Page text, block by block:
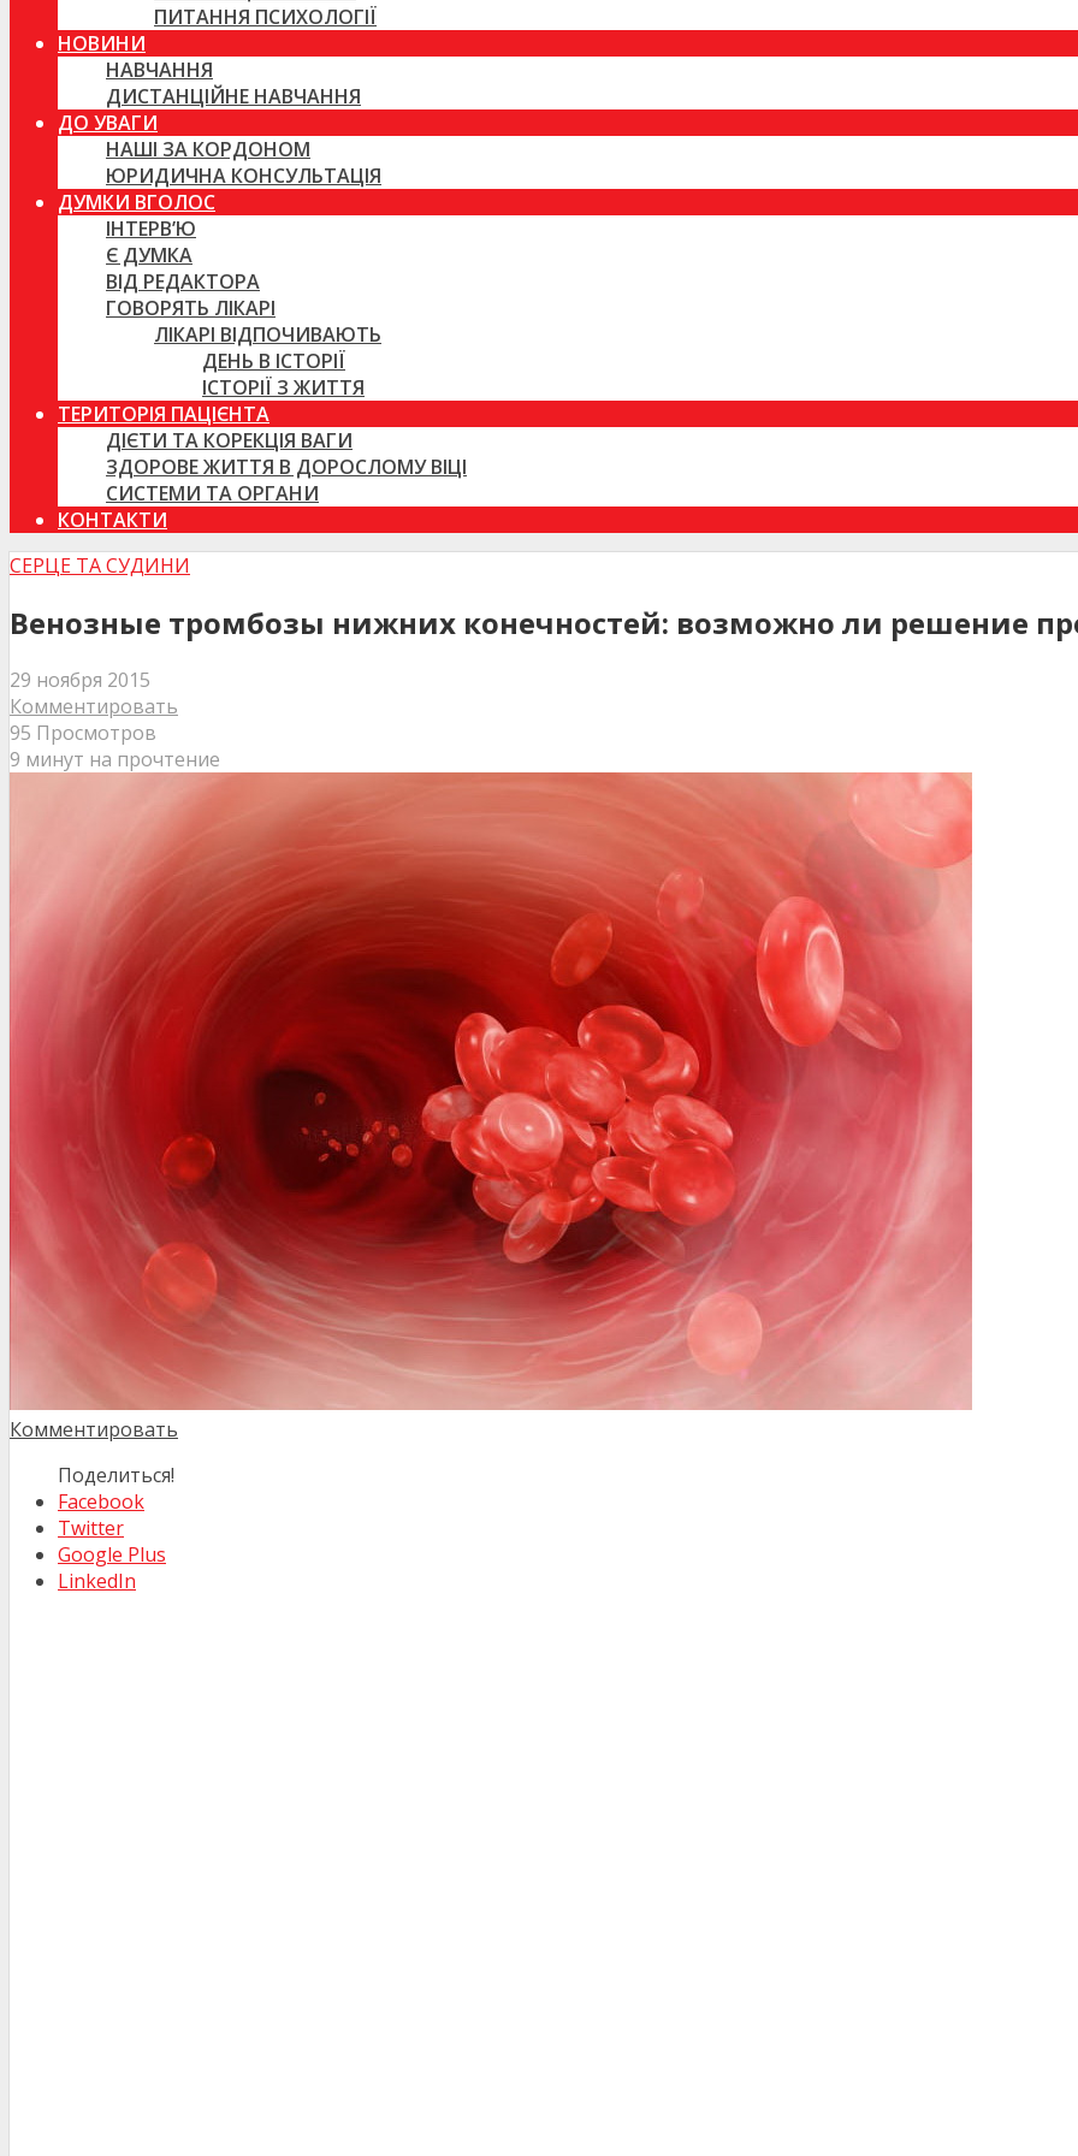
ПИТАННЯ ПСИХОЛОГІЇ
НОВИНИ
НАВЧАННЯ
ДИСТАНЦІЙНЕ НАВЧАННЯ
ДО УВАГИ
НАШІ ЗА КОРДОНОМ
ЮРИДИЧНА КОНСУЛЬТАЦІЯ
ДУМКИ ВГОЛОС
ІНТЕРВ’Ю
Є ДУМКА
ВІД РЕДАКТОРА
ГОВОРЯТЬ ЛІКАРІ
ЛІКАРІ ВІДПОЧИВАЮТЬ
ДЕНЬ В ІСТОРІЇ
ІСТОРІЇ З ЖИТТЯ
ТЕРИТОРІЯ ПАЦІЄНТА
ДІЄТИ ТА КОРЕКЦІЯ ВАГИ
ЗДОРОВЕ ЖИТТЯ В ДОРОСЛОМУ ВІЦІ
СИСТЕМИ ТА ОРГАНИ
КОНТАКТИ
СЕРЦЕ ТА СУДИНИ
Венозные тромбозы нижних конечностей: возможно ли решение
29 ноября 2015
Комментировать
95 Просмотров
9 минут на прочтение
Комментировать
Поделиться!
Facebook
Twitter
Google Plus
LinkedIn